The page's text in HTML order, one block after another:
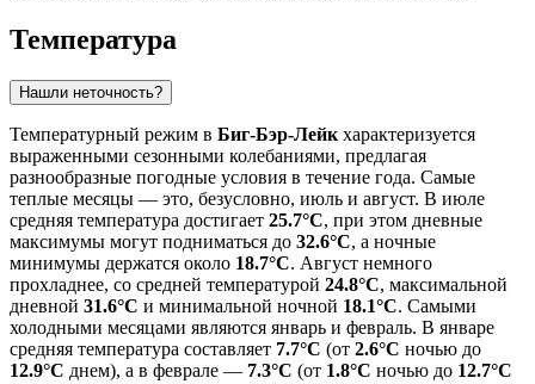
Температура
Нашли неточность?
Температурный режим в Биг-Бэр-Лейк характеризуется
выраженными сезонными колебаниями, предлагая
разнообразные погодные условия в течение года. Самые
теплые месяцы — это, безусловно, июль и август. В июле
средняя температура достигает 25.7°C, при этом дневные
максимумы могут подниматься до 32.6°C, а ночные
минимумы держатся около 18.7°C. Август немного
прохладнее, со средней температурой 24.8°C, максимальной
дневной 31.6°C и минимальной ночной 18.1°C. Самыми
холодными месяцами являются январь и февраль. В январе
средняя температура составляет 7.7°C (от 2.6°C ночью до
12.9°C днем), а в феврале — 7.3°C (от 1.8°C ночью до 12.7°C